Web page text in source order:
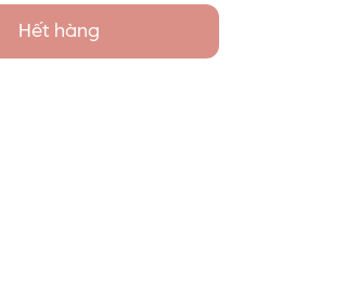
Hết hàng